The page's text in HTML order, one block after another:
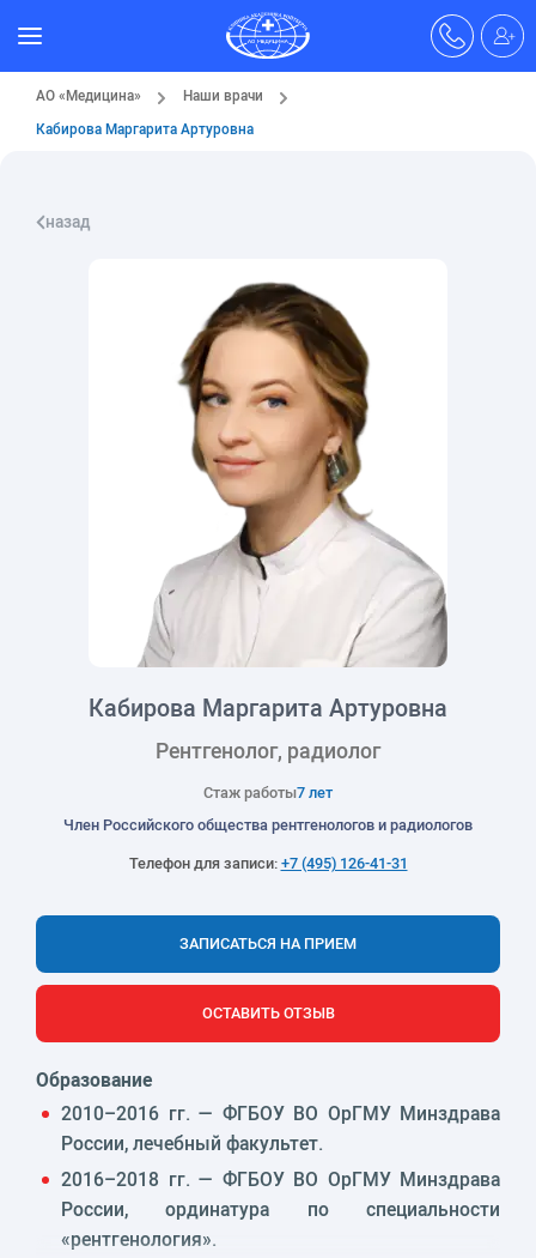
АО «Медицина»
Наши врачи
Кабирова Маргарита Артуровна
назад
Кабирова Маргарита Артуровна
Рентгенолог, радиолог
Стаж работы7 лет
Член Российского общества рентгенологов и радиологов
Телефон для записи:+7 (495) 126-41-31
ЗАПИСАТЬСЯ НА ПРИЕМ
ОСТАВИТЬ ОТЗЫВ
Образование
2010–2016 гг. — ФГБОУ ВО ОрГМУ Минздрава
России, лечебный факультет.
2016–2018 гг. — ФГБОУ ВО ОрГМУ Минздрава
России, ординатура по специальности
«рентгенология».